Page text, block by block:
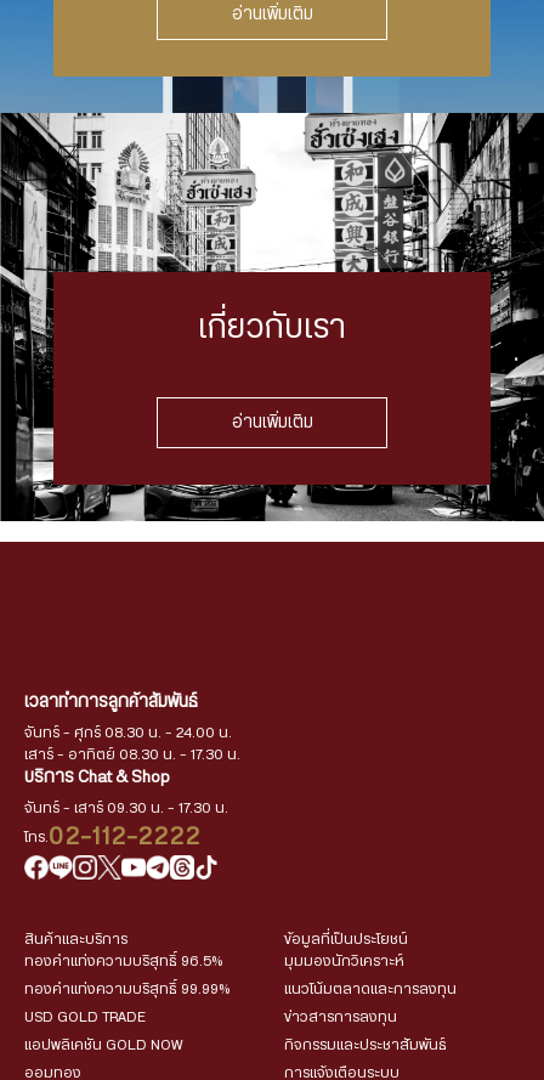
อ่านเพิ่มเติม
เกี่ยวกับเรา
อ่านเพิ่มเติม
เวลาทำการลูกค้าสัมพันธ์
จันทร์ - ศุกร์ 08.30 น. - 24.00 น.
เสาร์ - อาทิตย์ 08.30 น. - 17.30 น.
บริการ Chat & Shop
จันทร์ - เสาร์ 09.30 น. - 17.30 น.
โทร. 02-112-2222
สินค้าและบริการ
ทองคำแท่งความบริสุทธิ์ 96.5%
ทองคำแท่งความบริสุทธิ์ 99.99%
USD GOLD TRADE
แอปพลิเคชัน GOLD NOW
ออมทอง
ข้อมูลที่เป็นประโยชน์
มุมมองนักวิเคราะห์
แนวโน้มตลาดและการลงทุน
ข่าวสารการลงทุน
กิจกรรมและประชาสัมพันธ์
การแจ้งเตือนระบบ